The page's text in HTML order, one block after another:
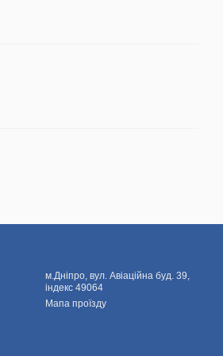
м.Дніпро, вул. Авіаційна буд. 39,
індекс 49064
Мапа проїзду